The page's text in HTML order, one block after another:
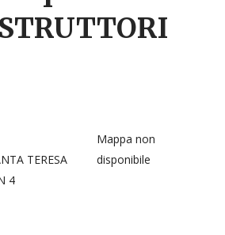
TERESA
4
Mappa non
disponibile